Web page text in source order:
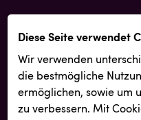
Diese Seite verwendet
Wir verwenden
die best­mögliche
ermöglichen, sowie um
zu verbessern. Mit